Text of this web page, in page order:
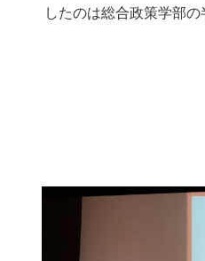
したのは総合政策学部の